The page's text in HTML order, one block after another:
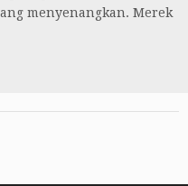
menyenangkan. Merek